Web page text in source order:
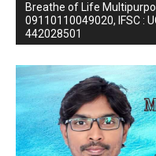
Breathe of Life
09110110049020, IFSC :
442028501